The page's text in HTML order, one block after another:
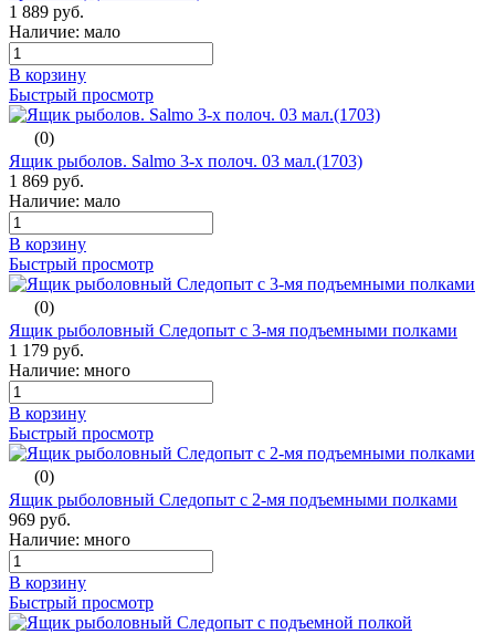
1 889 руб.
Наличие: мало
В корзину
Быстрый просмотр
(0)
Ящик рыболов. Salmo 3-х полоч. 03 мал.(1703)
1 869 руб.
Наличие: мало
В корзину
Быстрый просмотр
(0)
Ящик рыболовный Следопыт с 3-мя подъемными полками
1 179 руб.
Наличие: много
В корзину
Быстрый просмотр
(0)
Ящик рыболовный Следопыт с 2-мя подъемными полками
969 руб.
Наличие: много
В корзину
Быстрый просмотр